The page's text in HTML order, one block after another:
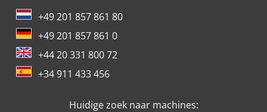
+49 201 857 861 80
+49 201 857 861 0
+44 20 331 800 72
+34 911 433 456
Huidige zoek naar machines: